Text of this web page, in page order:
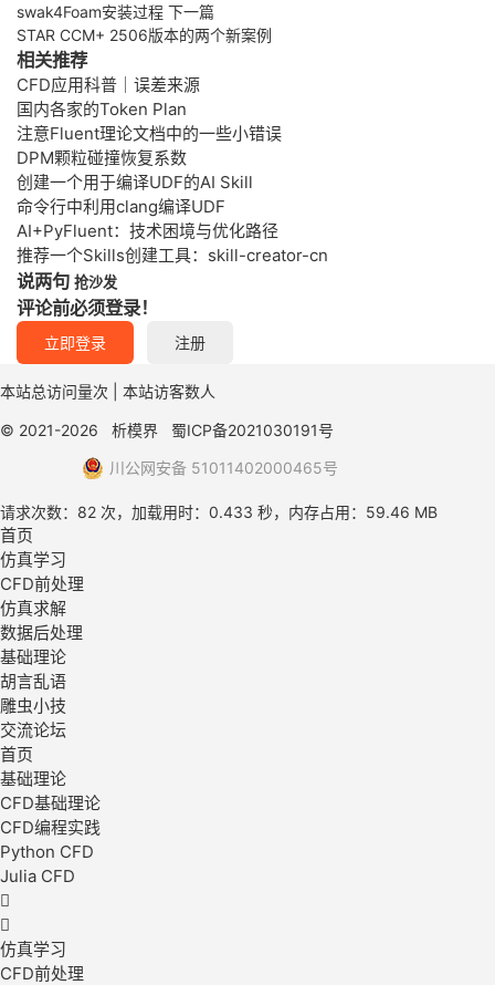
swak4Foam安装过程 下一篇
STAR CCM+ 2506版本的两个新案例
相关推荐
CFD应用科普｜误差来源
国内各家的Token Plan
注意Fluent理论文档中的一些小错误
DPM颗粒碰撞恢复系数
创建一个用于编译UDF的AI Skill
命令行中利用clang编译UDF
AI+PyFluent：技术困境与优化路径
推荐一个Skills创建工具：skill-creator-cn
说两句 抢沙发
评论前必须登录！
立即登录 注册
本站总访问量次 本站访客数人
© 2021-2026 析模界
蜀ICP备2021030191号
川公网安备 51011402000465号
请求次数：82 次，加载用时：0.433 秒，内存占用：59.46 MB
首页
仿真学习
CFD前处理
仿真求解
数据后处理
基础理论
胡言乱语
雕虫小技
交流论坛
首页
基础理论
CFD基础理论
CFD编程实践
Python CFD
Julia CFD


仿真学习
CFD前处理